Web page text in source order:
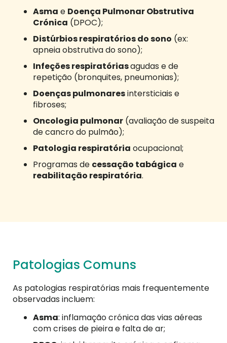
Asma e Doença Pulmonar Obstrutiva
Crónica (DPOC);
Distúrbios respiratórios do sono (ex:
apneia obstrutiva do sono);
Infeções respiratóriasagudas e de
repetição (bronquites, pneumonias);
Doenças pulmonaresintersticiais e
fibroses;
Oncologia pulmonar (avaliação de suspeita
de cancro do pulmão);
Patologia respiratória ocupacional;
Programas de cessação tabágica e
reabilitação respiratória.
Patologias Comuns
As patologias respiratórias mais frequentemente
observadas incluem:
Asma: inflamação crónica das vias aéreas
com crises de pieira e falta de ar;